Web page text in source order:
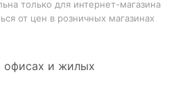
только для интернет-магазина
от цен в розничных магазинах
офисах и жилых